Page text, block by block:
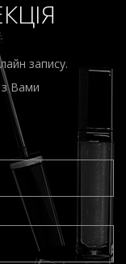
запису.
Вами